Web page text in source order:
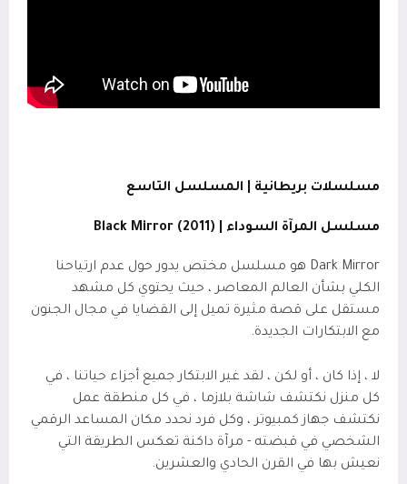
مسلسلات بريطانية | المسلسل التاسع
مسلسل المرآة السوداء | (2011) Black Mirror
Dark Mirror هو مسلسل مختص يدور حول عدم ارتياحنا
الكلي بشأن العالم المعاصر ، حيث يحتوي كل مشهد
مستقل على قصة مثيرة تميل إلى القضايا في مجال الجنون
مع الابتكارات الجديدة.
لا ، إذا كان ، أو لكن ، لقد غير الابتكار جميع أجزاء حياتنا ، في
كل منزل نكتشف شاشة بلازما ، في كل منطقة عمل
نكتشف جهاز كمبيوتر ، وكل فرد نحدد مكان المساعد الرقمي
الشخصي في قبضته - مرآة داكنة تعكس الطريقة التي
نعيش بها في القرن الحادي والعشرين.